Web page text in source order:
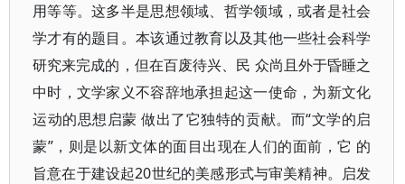
用等等。这多半是思想领域、哲学领域，或者是社会
学才有的题目。本该通过教育以及其他一些社会科学
研究来完成的，但在百废待兴、民 众尚且外于昏睡之
中时，文学家义不容辞地承担起这一使命，为新文化
运动的思想启蒙 做出了它独特的贡献。而“文学的启
蒙”，则是以新文体的面目出现在人们的面前，它 的
旨意在于建设起20世纪的美感形式与审美精神。启发